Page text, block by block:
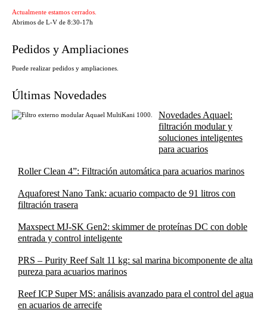
Actualmente estamos cerrados.
Abrimos de L-V de 8:30-17h
Pedidos y Ampliaciones
Puede realizar pedidos y ampliaciones.
Últimas Novedades
Novedades Aquael:
filtración modular y
soluciones inteligentes
para acuarios
Roller Clean 4”: Filtración automática para acuarios marinos
Aquaforest Nano Tank: acuario compacto de 91 litros con
filtración trasera
Maxspect MJ-SK Gen2: skimmer de proteínas DC con doble
entrada y control inteligente
PRS – Purity Reef Salt 11 kg: sal marina bicomponente de alta
pureza para acuarios marinos
Reef ICP Super MS: análisis avanzado para el control del agua
en acuarios de arrecife